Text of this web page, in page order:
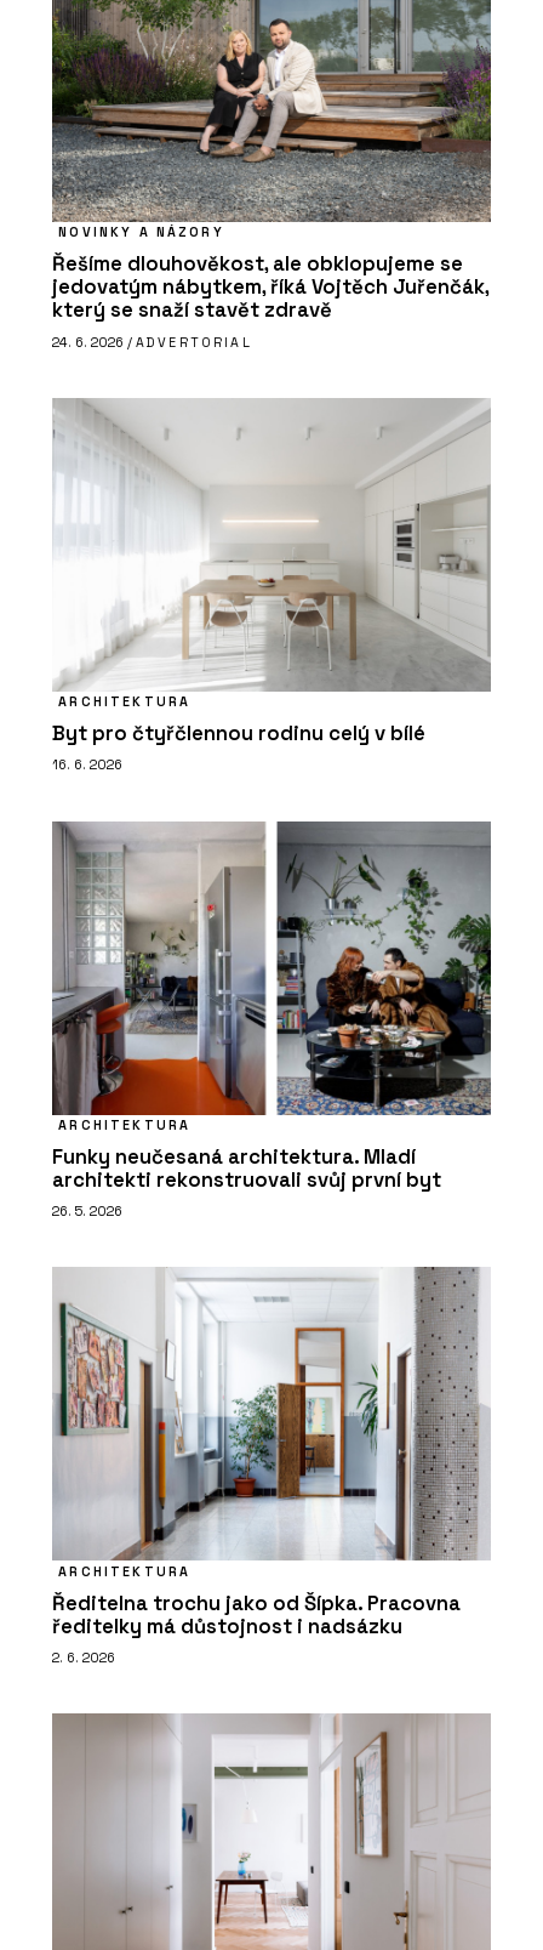
NOVINKY A NÁZORY
Řešíme dlouhověkost, ale obklopujeme se
jedovatým nábytkem, říká Vojtěch Juřenčák,
který se snaží stavět zdravě
24. 6. 2026 / ADVERTORIAL
ARCHITEKTURA
Byt pro čtyřčlennou rodinu celý v bílé
16. 6. 2026
ARCHITEKTURA
Funky neučesaná architektura. Mladí
architekti rekonstruovali svůj první byt
26. 5. 2026
ARCHITEKTURA
Ředitelna trochu jako od Šípka. Pracovna
ředitelky má důstojnost i nadsázku
2. 6. 2026